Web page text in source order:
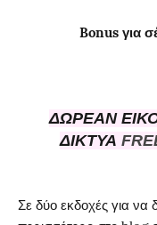
Bonus για
ΔΩΡΕΑΝ
ΔΙΚΤΥΑ
Σε δύο εκδοχές για να